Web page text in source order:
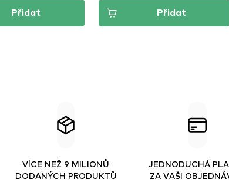
Přidat Přidat
VÍCE NEŽ 9 MILIONŮ
DODANÝCH PRODUKTŮ
JEDNODUCHÁ
ZA VAŠI